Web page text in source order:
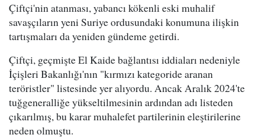
Çiftçi'nin atanması, yabancı kökenli eski muhalif
savaşçıların yeni Suriye ordusundaki konumuna ilişkin
tartışmaları da yeniden gündeme getirdi.
Çiftçi, geçmişte El Kaide bağlantısı iddiaları nedeniyle
İçişleri Bakanlığı'nın "kırmızı kategoride aranan
teröristler" listesinde yer alıyordu. Ancak Aralık 2024'te
tuğgeneralliğe yükseltilmesinin ardından adı listeden
çıkarılmış, bu karar muhalefet partilerinin eleştirilerine
neden olmuştu.